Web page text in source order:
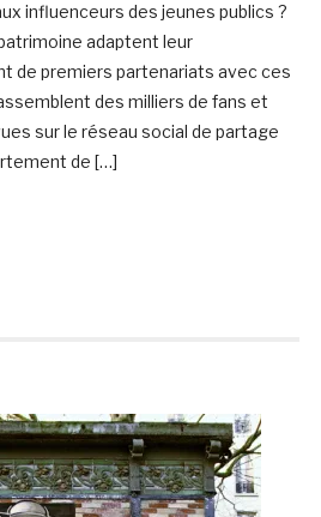
influenceurs des jeunes publics ?
adaptent leur
de premiers partenariats avec ces
des milliers de fans et
sur le réseau social de partage
de […]